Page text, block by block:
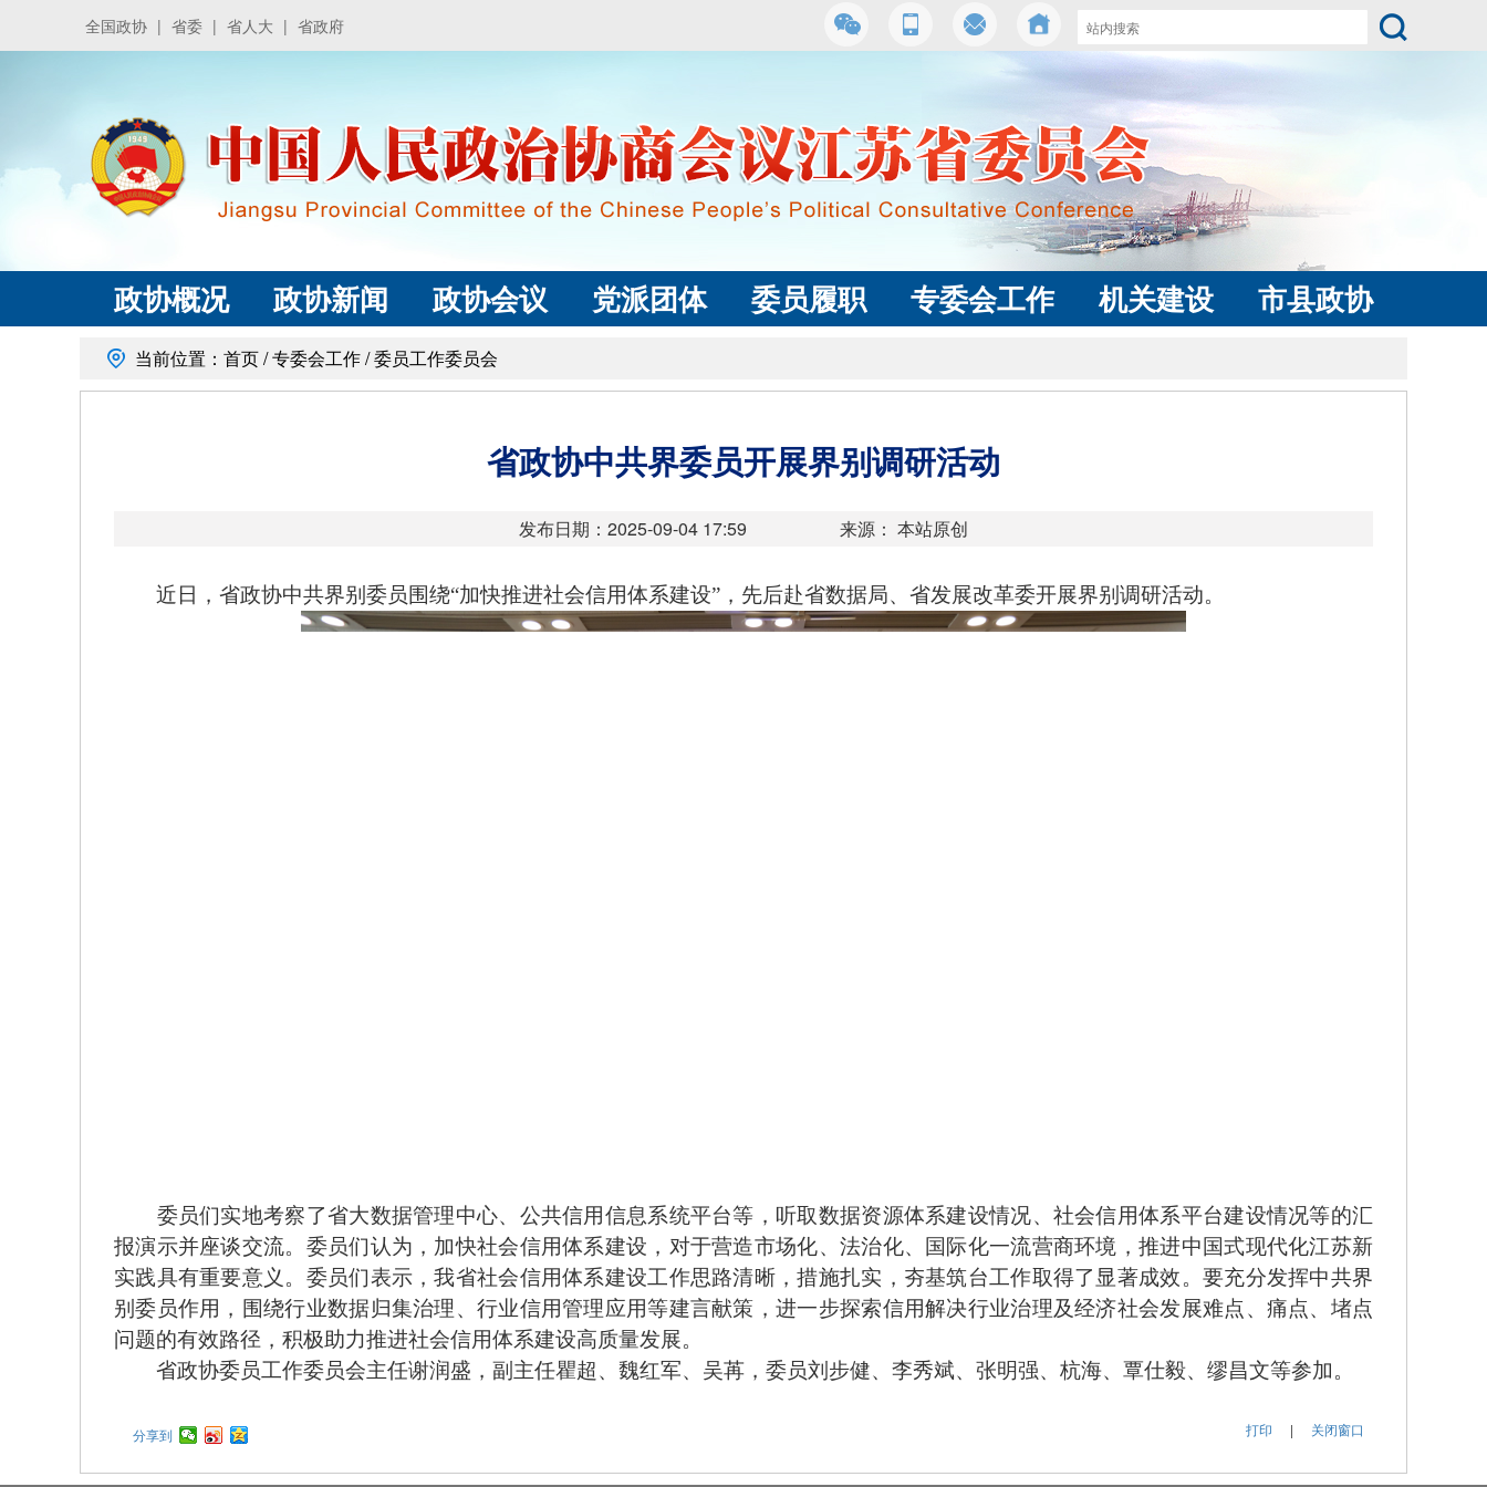
全国政协 | 省委 | 省人大 | 省政府
政协概况 政协新闻 政协会议 党派团体 委员履职 专委会工作 机关建设 市县政协
当前位置： 首页/专委会工作/委员工作委员会
省政协中共界委员开展界别调研活动
发布日期：2025-09-04 17:59 来源： 本站原创
近日，省政协中共界别委员围绕“加快推进社会信用体系建设”，先后赴省数据局、省发展改革委开展界别调研活动。
委员们实地考察了省大数据管理中心、公共信用信息系统平台等，听取数据资源体系建设情况、社会信用体系平台建设情况等的汇
报演示并座谈交流。委员们认为，加快社会信用体系建设，对于营造市场化、法治化、国际化一流营商环境，推进中国式现代化江苏新
实践具有重要意义。委员们表示，我省社会信用体系建设工作思路清晰，措施扎实，夯基筑台工作取得了显著成效。要充分发挥中共界
别委员作用，围绕行业数据归集治理、行业信用管理应用等建言献策，进一步探索信用解决行业治理及经济社会发展难点、痛点、堵点
问题的有效路径，积极助力推进社会信用体系建设高质量发展。
省政协委员工作委员会主任谢润盛，副主任瞿超、魏红军、吴苒，委员刘步健、李秀斌、张明强、杭海、覃仕毅、缪昌文等参加。
分享到 打印 | 关闭窗口